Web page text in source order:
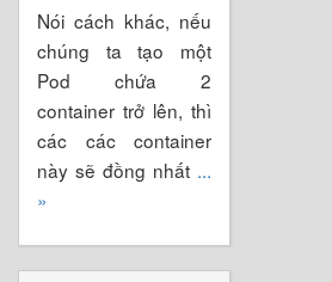
Nói cách khác, nếu
chúng ta tạo một
Pod chứa 2
container trở lên, thì
các các container
này sẽ đồng nhất ...
»